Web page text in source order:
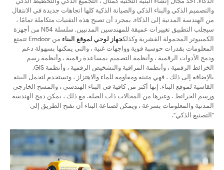
والتصميم الذكي والبناء الذكي والصيانة الذكية كلها اتجاهات جديدة في الانتقال
من الهندسة المدنية إلى الذكاء. بمجرد أن تصبح هذه التقنيات متكاملة تمامًا ،
سيجلب التطبيق تغييرات عميقة للمهندسين المدنيين. سلسلة N54 من أجهزة
الكمبيوتر المحمولة القشرية وكذلكجهاز لوحي لموقع البناء
من Emdoor تتمتع
المعلومات بقدرات حوسبة قوية وواجهات غنية ، والتي يمكنها بسهولة دعم
ودمج الأدوات الرقمية ، وأنظمة التصميم بمساعدة رقمية ، وأنظمة رسم
الخرائط الرقمية ، وأنظمة المراقبة والتشخيص الرقمية ، وأنظمة GIS.
بالإضافة إلى ذلك ، فهي متينة ومقاومة للماء والاهتزاز ، وتستخدم لتحمل البيئة
القاسية لموقع البناء. إنها أكثر من كافية في البناء الهندسي ، والمسح الخارجي
ورسم الخرائط ، وغيرها من المجالات ذات الصلة. مع ذلك ، يمكن دمج الهندسة
المدنية والمعلومات بسرعة ، ويمكن لصناعة البناء أن تفتح الطريق إلى
"التصنيع الذكي".